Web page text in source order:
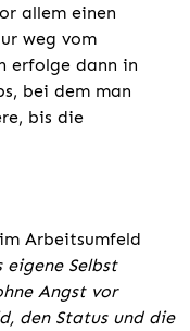
allem einen
weg vom
erfolge dann in
bei dem man
bis die
Arbeitsumfeld
eigene Selbst
Angst vor
den Status und die